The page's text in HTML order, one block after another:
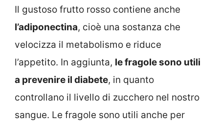
Il gustoso frutto rosso contiene anche
l’adiponectina, cioè una sostanza che
velocizza il metabolismo e riduce
l’appetito. In aggiunta, le fragole sono utili
a prevenire il diabete, in quanto
controllano il livello di zucchero nel nostro
sangue. Le fragole sono utili anche per